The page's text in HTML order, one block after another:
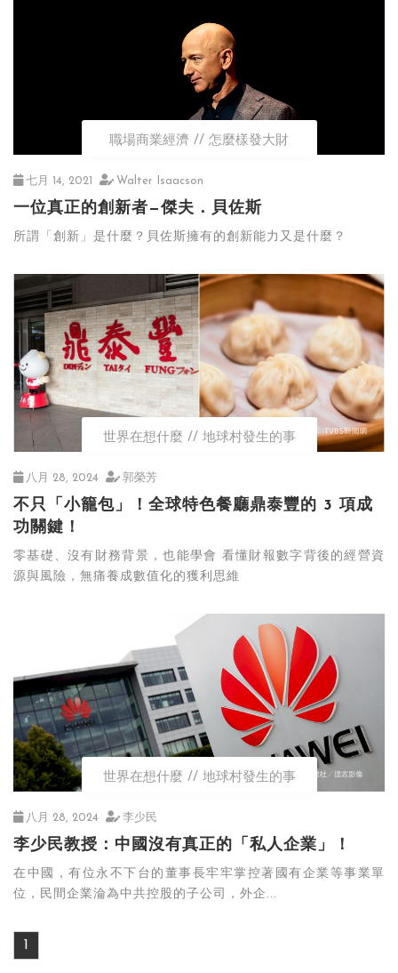
職場商業經濟 怎麼樣發大財
七月 14, 2021 Walter Isaacson
一位真正的創新者—傑夫．貝佐斯
所謂「創新」是什麼？貝佐斯擁有的創新能力又是什麼？
世界在想什麼 地球村發生的事
八月 28, 2024 郭榮芳
不只「小籠包」！全球特色餐廳鼎泰豐的 3 項成
功關鍵！
零基礎、沒有財務背景，也能學會 看懂財報數字背後的經營資
源與風險，無痛養成數值化的獲利思維
世界在想什麼 地球村發生的事
八月 28, 2024 李少民
李少民教授：中國沒有真正的「私人企業」！
在中國，有位永不下台的董事長牢牢掌控著國有企業等事業單
位，民間企業淪為中共控股的子公司，外企...
1